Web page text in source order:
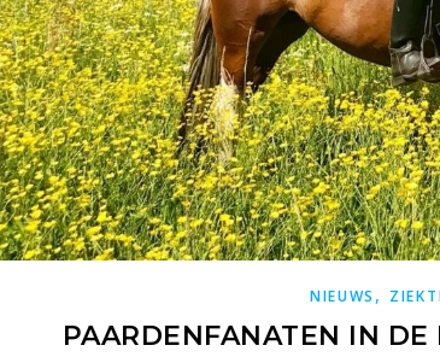
NIEUWS ,
PAARDENFANATEN IN